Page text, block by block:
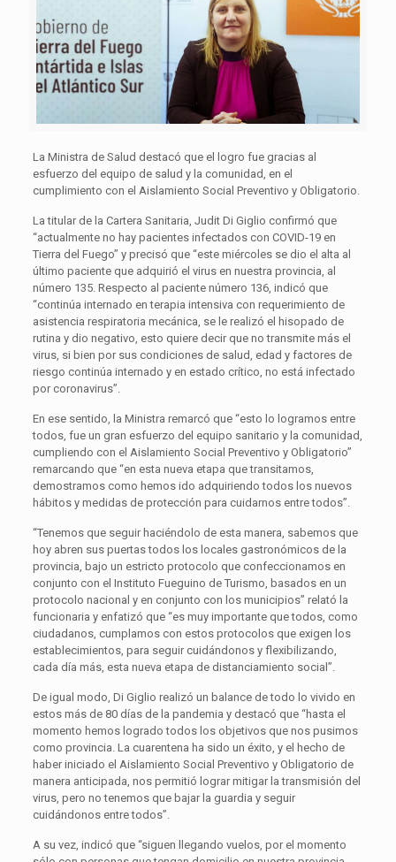
La Ministra de Salud destacó que el logro fue gracias al
esfuerzo del equipo de salud y la comunidad, en el
cumplimiento con el Aislamiento Social Preventivo y Obligatorio.
La titular de la Cartera Sanitaria, Judit Di Giglio confirmó que
“actualmente no hay pacientes infectados con COVID-19 en
Tierra del Fuego” y precisó que “este miércoles se dio el alta al
último paciente que adquirió el virus en nuestra provincia, al
número 135. Respecto al paciente número 136, indicó que
“continúa internado en terapia intensiva con requerimiento de
asistencia respiratoria mecánica, se le realizó el hisopado de
rutina y dio negativo, esto quiere decir que no transmite más el
virus, si bien por sus condiciones de salud, edad y factores de
riesgo continúa internado y en estado crítico, no está infectado
por coronavirus”.
En ese sentido, la Ministra remarcó que “esto lo logramos entre
todos, fue un gran esfuerzo del equipo sanitario y la comunidad,
cumpliendo con el Aislamiento Social Preventivo y Obligatorio”
remarcando que “en esta nueva etapa que transitamos,
demostramos como hemos ido adquiriendo todos los nuevos
hábitos y medidas de protección para cuidarnos entre todos”.
“Tenemos que seguir haciéndolo de esta manera, sabemos que
hoy abren sus puertas todos los locales gastronómicos de la
provincia, bajo un estricto protocolo que confeccionamos en
conjunto con el Instituto Fueguino de Turismo, basados en un
protocolo nacional y en conjunto con los municipios” relató la
funcionaria y enfatizó que “es muy importante que todos, como
ciudadanos, cumplamos con estos protocolos que exigen los
establecimientos, para seguir cuidándonos y flexibilizando,
cada día más, esta nueva etapa de distanciamiento social”.
De igual modo, Di Giglio realizó un balance de todo lo vivido en
estos más de 80 días de la pandemia y destacó que “hasta el
momento hemos logrado todos los objetivos que nos pusimos
como provincia. La cuarentena ha sido un éxito, y el hecho de
haber iniciado el Aislamiento Social Preventivo y Obligatorio de
manera anticipada, nos permitió lograr mitigar la transmisión del
virus, pero no tenemos que bajar la guardia y seguir
cuidándonos entre todos”.
A su vez, indicó que “siguen llegando vuelos, por el momento